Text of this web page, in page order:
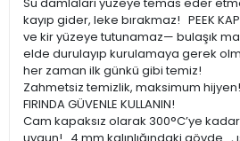
kayıp gider, leke bırakmaz! PEEK
ve kir yüzeye tutunamaz— bulaşık
elde durulayıp kurulamaya gerek
her zaman ilk günkü gibi temiz!
Zahmetsiz temizlik, maksimum hijyen!
FIRINDA GÜVENLE KULLANIN!
Cam kapaksız olarak 300°C’ye kadar